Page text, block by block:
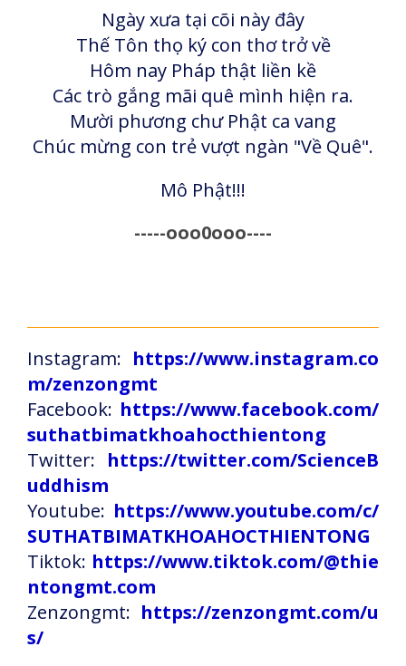
Ngày xưa tại cõi này đây
Thế Tôn thọ ký con thơ trở về
Hôm nay Pháp thật liền kề
Các trò gắng mãi quê mình hiện ra.
Mười phương chư Phật ca vang
Chúc mừng con trẻ vượt ngàn "Về Quê".
Mô Phật!!!
-----ooo0ooo----
Instagram: https://www.instagram.co
m/zenzongmt
Facebook: https://www.facebook.com/
suthatbimatkhoahocthientong
Twitter: https://twitter.com/ScienceB
uddhism
Youtube: https://www.youtube.com/c/
SUTHATBIMATKHOAHOCTHIENTONG
Tiktok: https://www.tiktok.com/@thie
ntongmt.com
Zenzongmt: https://zenzongmt.com/u
s/